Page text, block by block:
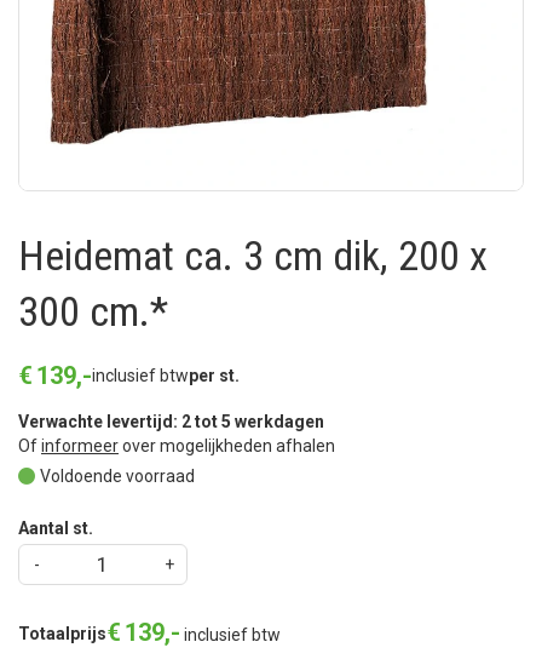
Heidemat ca. 3 cm dik, 200 x
300 cm.*
€ 139,-inclusief btwper st.
Verwachte levertijd: 2 tot 5 werkdagen
Ofinformeerover mogelijkheden afhalen
Voldoende voorraad
Aantal st.
Totaalprijs€ 139,- inclusief btw